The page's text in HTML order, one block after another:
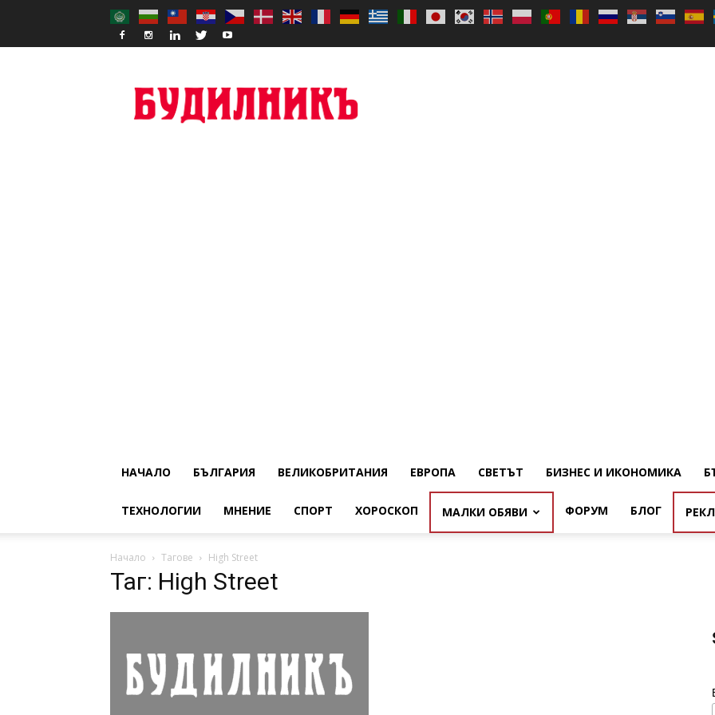
НАЧАЛО БЪЛГАРИЯ ВЕЛИКОБРИТАНИЯ ЕВРОПА СВЕТЪТ БИЗНЕС И ИКОНОМИКА
ТЕХНОЛОГИИ МНЕНИЕ СПОРТ ХОРОСКОП МАЛКИ ОБЯВИ ФОРУМ БЛОГ
Начало Тагове High Street
Таг: High Street